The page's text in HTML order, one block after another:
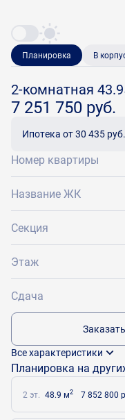
Планировка В
2-комнатная
7 251 750 руб.
Ипотека от 30 435 руб.
Номер квартиры
Название ЖК
Секция
Этаж
Сдача
Все характеристики
Планировка на
2 эт. 48.9 м2 7 852 800